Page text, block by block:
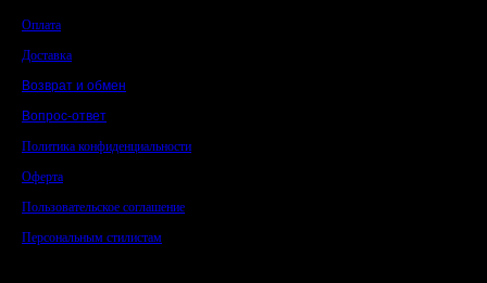
Оплата
Доставка
Возврат и обмен
Вопрос-ответ
Политика конфиденциальности
Оферта
Пользовательское соглашение
Персональным стилистам